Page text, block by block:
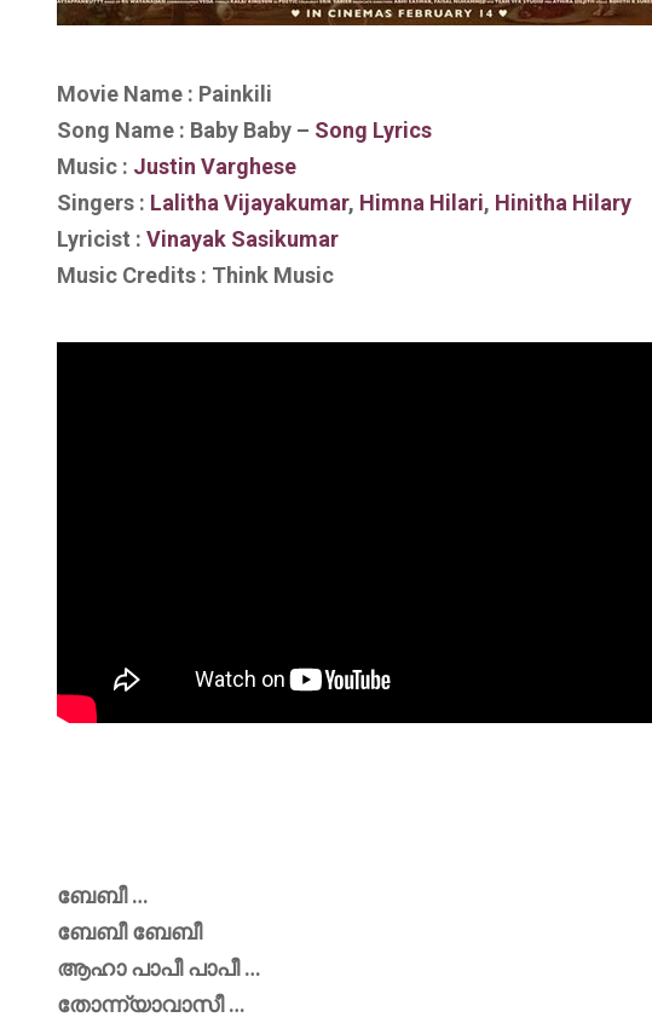
Movie Name : Painkili
Song Name : Baby Baby – Song Lyrics
Music : Justin Varghese
Singers : Lalitha Vijayakumar, Himna Hilari, Hinitha Hilary
Lyricist : Vinayak Sasikumar
Music Credits : Think Music
ബേബീ …
ബേബീ ബേബീ
ആഹാ പാപീ പാപീ …
തോന്ന്യാവാസീ …